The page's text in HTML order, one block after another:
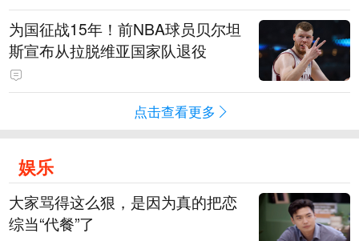
为国征战15年！前NBA球员贝尔坦
斯宣布从拉脱维亚国家队退役
点击查看更多
娱乐
大家骂得这么狠，是因为真的把恋
综当“代餐”了